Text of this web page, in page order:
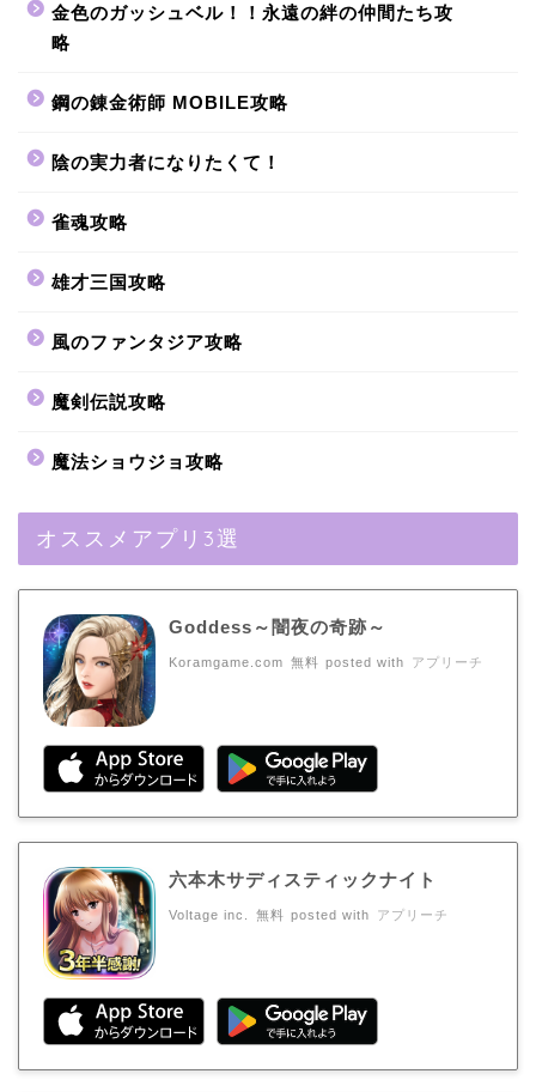
金色のガッシュベル！！永遠の絆の仲間たち攻
略
鋼の錬金術師 MOBILE攻略
陰の実力者になりたくて！
雀魂攻略
雄才三国攻略
風のファンタジア攻略
魔剣伝説攻略
魔法ショウジョ攻略
オススメアプリ3選
Goddess～闇夜の奇跡～
Koramgame.com 無料 posted with アプリーチ
六本木サディスティックナイト
Voltage inc. 無料 posted with アプリーチ